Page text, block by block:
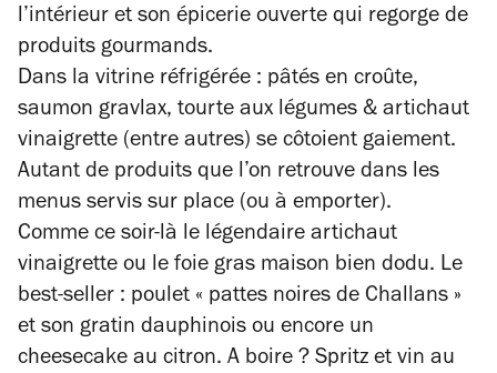
l’intérieur et son épicerie ouverte qui regorge de
produits gourmands.
Dans la vitrine réfrigérée : pâtés en croûte,
saumon gravlax, tourte aux légumes & artichaut
vinaigrette (entre autres) se côtoient gaiement.
Autant de produits que l’on retrouve dans les
menus servis sur place (ou à emporter).
Comme ce soir-là le légendaire artichaut
vinaigrette ou le foie gras maison bien dodu. Le
best-seller : poulet « pattes noires de Challans »
et son gratin dauphinois ou encore un
cheesecake au citron. A boire ? Spritz et vin au